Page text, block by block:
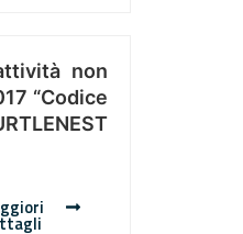
non
“Codice